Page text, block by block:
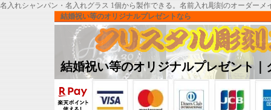
名入れシャンパン・名入れグラス 1個から製作できる。名前入れ彫刻のオーダーメ
結婚祝い等のオリジナルプレゼントなら
結婚祝い等のオリジナルプレゼント｜